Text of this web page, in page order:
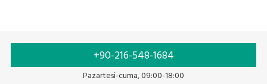
+90-216-548-1684
Pazartesi-cuma, 09:00-18:00